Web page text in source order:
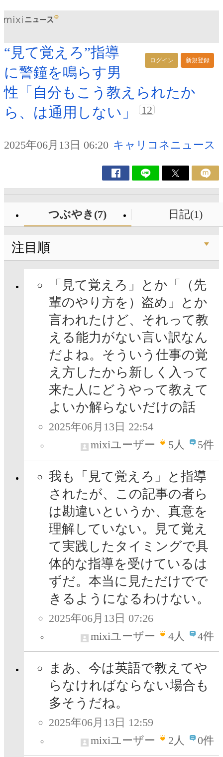
ログイン 新規登録
“見て覚えろ”指導
に警鐘を鳴らす男
性「自分もこう教えられたか
ら、は通用しない」
12
2025年06月13日 06:20 キャリコネニュース
つぶやき(7) 日記(1)
注目順
「見て覚えろ」とか「（先
輩のやり方を）盗め」とか
言われたけど、それって教
える能力がない言い訳なん
だよね。そういう仕事の覚
え方したから新しく入って
来た人にどうやって教えて
よいか解らないだけの話
2025年06月13日 22:54
mixiユーザー
5人 5件
我も「見て覚えろ」と指導
されたが、この記事の者ら
は勘違いというか、真意を
理解していない。見て覚え
て実践したタイミングで具
体的な指導を受けているは
ずだ。本当に見ただけでで
きるようになるわけない。
2025年06月13日 07:26
mixiユーザー
4人 4件
まあ、今は英語で教えてや
らなければならない場合も
多そうだね。
2025年06月13日 12:59
mixiユーザー
2人 0件